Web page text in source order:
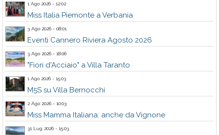
1 Ago 2026 - 12:02
Miss Italia Piemonte a Verbania
3 Ago 2026 - 08:01
Eventi Cannero Riviera Agosto 2026
3 Ago 2026 - 18:06
"Fiori d'Acciaio" a Villa Taranto
1 Ago 2026 - 15:03
M5S su Villa Bernocchi
2 Ago 2026 - 10:03
Miss Mamma Italiana: anche da Vignone
31 Lug 2026 - 15:03